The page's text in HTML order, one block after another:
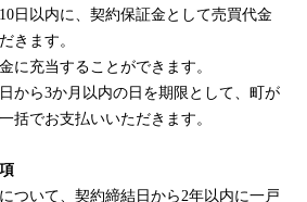
日以内に、契約保証金として売買代金
きます。
に充当することができます。
から3か月以内の日を期限として、町が
括でお支払いいただきます。
ついて、契約締結日から2年以内に一戸